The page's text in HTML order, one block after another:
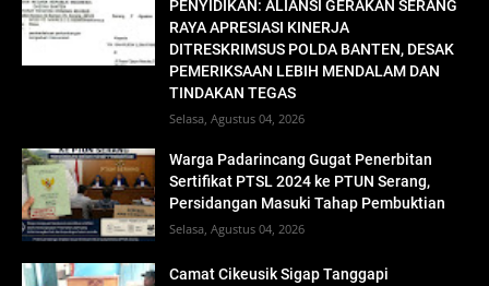
PENYIDIKAN: ALIANSI GERAKAN SERANG
RAYA APRESIASI KINERJA
DITRESKRIMSUS POLDA BANTEN, DESAK
PEMERIKSAAN LEBIH MENDALAM DAN
TINDAKAN TEGAS
Selasa, Agustus 04, 2026
Warga Padarincang Gugat Penerbitan
Sertifikat PTSL 2024 ke PTUN Serang,
Persidangan Masuki Tahap Pembuktian
Selasa, Agustus 04, 2026
Camat Cikeusik Sigap Tanggapi